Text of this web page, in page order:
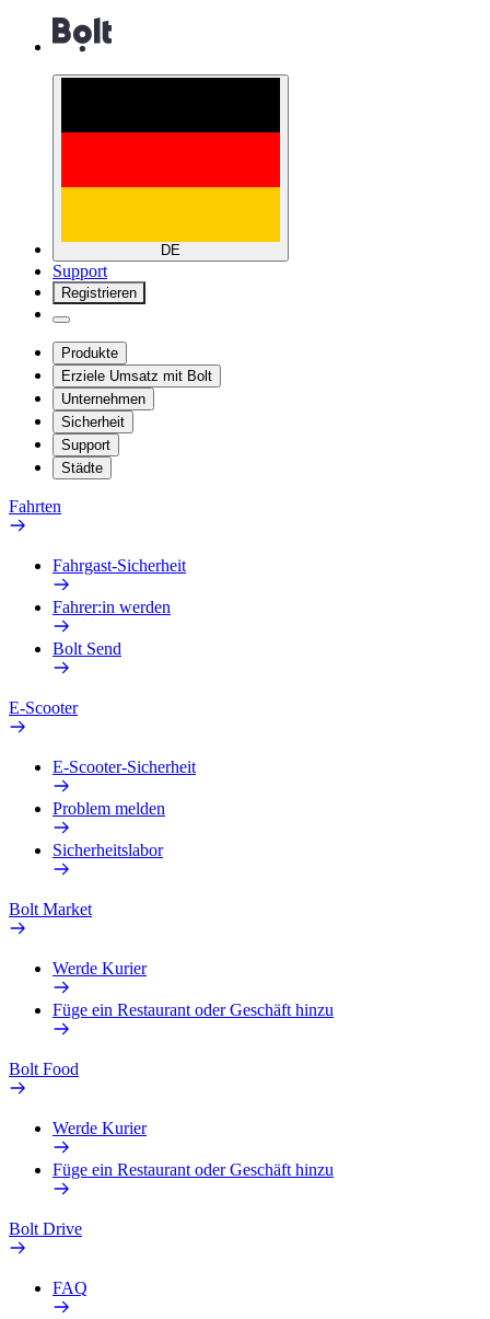
DE
Support
Registrieren
Produkte
Erziele Umsatz mit Bolt
Unternehmen
Sicherheit
Support
Städte
Fahrten
Fahrgast-Sicherheit
Fahrer:in werden
Bolt Send
E-Scooter
E-Scooter-Sicherheit
Problem melden
Sicherheitslabor
Bolt Market
Werde Kurier
Füge ein Restaurant oder Geschäft hinzu
Bolt Food
Werde Kurier
Füge ein Restaurant oder Geschäft hinzu
Bolt Drive
FAQ